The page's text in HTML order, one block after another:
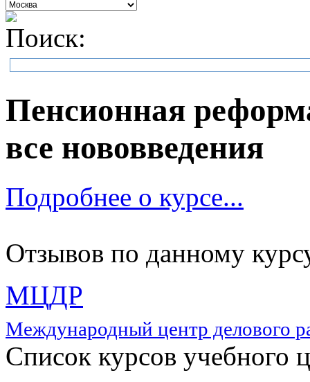
Поиск:
Пенсионная
все нововведения
Подробнее о курсе...
Отзывов по данному
МЦДР
Международный центр
Список курсов учебного